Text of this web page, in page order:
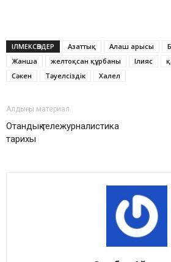
ІЛМЕКСӨЗДЕР Азаттық Алаш арысы
Жанша
желтоқсан құрбаны Ілияс
Сәкен
Тәуелсіздік Халел
Алдыңғы материал
Отандық тележурналистика
тарихы